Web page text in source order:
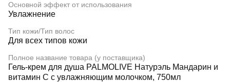
Основной эффект от использования
Увлажнение
Тип кожи/Тип волос
Для всех типов кожи
Полное название товара (у поставщика)
Гель-крем для душа PALMOLIVE Натурэль Мандарин и
витамин С с увлажняющим молочком, 750мл